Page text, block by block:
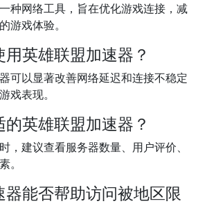
种网络工具，旨在优化游戏连接，减
游戏体验。
英雄联盟加速器？
可以显著改善网络延迟和连接不稳定
戏表现。
英雄联盟加速器？
，建议查看服务器数量、用户评价、
。
能否帮助访问被地区限